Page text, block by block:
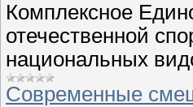
Комплексное
отечественной
национальных
Современные